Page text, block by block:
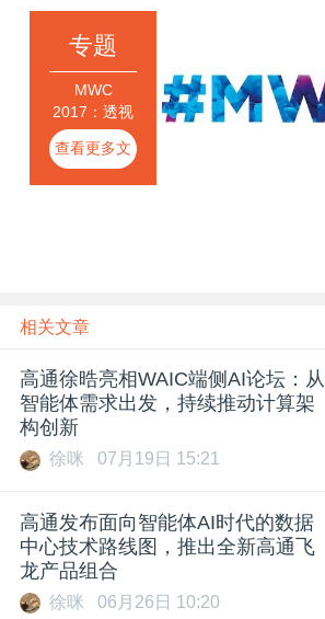
专题
MWC
2017：透视
移动通信产
业
查看更多文
章
相关文章
高通徐晧亮相WAIC端侧AI论坛：从
智能体需求出发，持续推动计算架
构创新
徐咪 07月19日 15:21
高通发布面向智能体AI时代的数据
中心技术路线图，推出全新高通飞
龙产品组合
徐咪 06月26日 10:20